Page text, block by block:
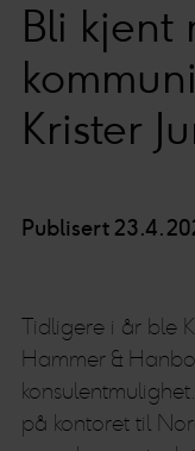
Bli kjent
Krister
Publisert
Tidligere i år ble
Hammer &
på kontoret til